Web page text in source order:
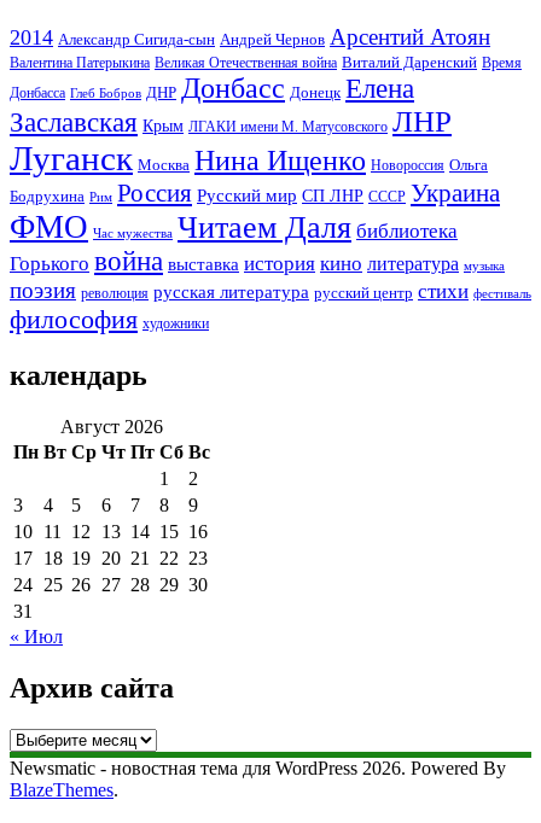
2014 Александр Сигида-сын Андрей Чернов Арсентий Атоян
Валентина Патерыкина Великая Отечественная война Виталий Даренский Время
Донбасса Глеб Бобров ДНР Донбасс Донецк Елена
Заславская Крым ЛГАКИ имени М. Матусовского ЛНР
Луганск Москва Нина Ищенко Новороссия Ольга
Бодрухина Рим Россия Русский мир СП ЛНР СССР Украина
ФМО Час мужества Читаем Даля библиотека
Горького война выставка история кино литература музыка
поэзия революция русская литература русский центр стихи фестиваль
философия художники
календарь
Август 2026
Пн Вт Ср Чт Пт Сб Вс
1
2
3
4 5 6 7 8
9
10 11 12 13 14 15 16
17 18 19 20 21 22 23
24 25 26 27 28 29 30
31
« Июл
Архив сайта
Архив
сайта
Newsmatic - новостная тема для WordPress 2026. Powered By
BlazeThemes.